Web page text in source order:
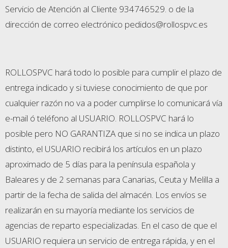
Servicio de Atención al Cliente 934746529. o de la
dirección de correo electrónico pedidos@rollospvc.es
ROLLOSPVC hará todo lo posible para cumplir el plazo de
entrega indicado y si tuviese conocimiento de que por
cualquier razón no va a poder cumplirse lo comunicará vía
e-mail ó teléfono al USUARIO. ROLLOSPVC hará lo
posible pero NO GARANTIZA que si no se indica un plazo
distinto, el USUARIO recibirá los artículos en un plazo
aproximado de 5 días para la península española y
Baleares y de 2 semanas para Canarias, Ceuta y Melilla a
partir de la fecha de salida del almacén. Los envíos se
realizarán en su mayoría mediante los servicios de
agencias de reparto especializadas. En el caso de que el
USUARIO requiera un servicio de entrega rápida, y en el